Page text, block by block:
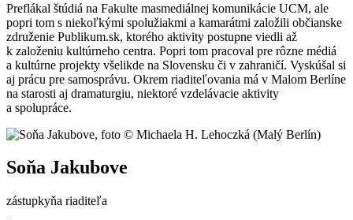
Preflákal štúdiá na Fakulte masmediálnej komunikácie UCM, ale
popri tom s niekoľkými spolužiakmi a kamarátmi založili občianske
združenie Publikum.sk, ktorého aktivity postupne viedli až
k založeniu kultúrneho centra. Popri tom pracoval pre rôzne médiá
a kultúrne projekty všelikde na Slovensku či v zahraničí. Vyskúšal si
aj prácu pre samosprávu. Okrem riaditeľovania má v Malom Berlíne
na starosti aj dramaturgiu, niektoré vzdelávacie aktivity
a spolupráce.
Soňa Jakubove
zástupkyňa riaditeľa